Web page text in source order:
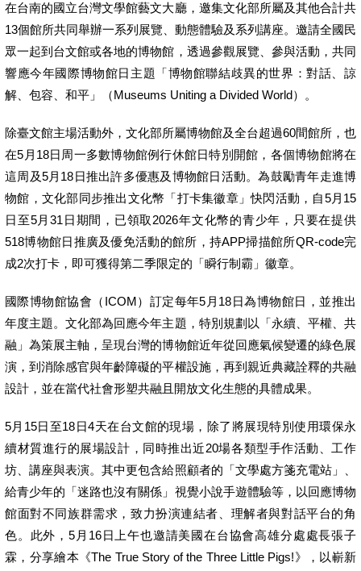
在台南的國立台灣文學館藝文大廳，邀集文化部所屬及其他合計共
13個館所共同舉辦一系列展覽、動態體驗及系列講座。邀請全國民
眾一起到台文館或各地的博物館，透過參觀展覽、參與活動，共同
響應今年國際博物館日主題「博物館聯結歧異的世界：對話、諒
解、包容、和平」（Museums Uniting a Divided World）。
除臺文館主場活動外，文化部所屬博物館及全台超過60間館所，也
在5月18日周一多數博物館例行休館日特別開館，各個博物館將在
這周及5月18日推出許多優惠及博物館日活動。為鼓勵青年走進博
物館，文化部同步推出文化幣「打卡集徽章」快閃活動，自5月15
日至5月31日期間，已領取2026年文化幣的青少年，只要在提供
518博物館日推廣及優免活動的館所，持APP掃描館所QR-code完
成2次打卡，即可獲得第二季限定的「瞬行制霸」徽章。
國際博物館協會（ICOM）訂定每年5月18日為博物館日，並推出
年度主題。文化部為回應今年主題，特別規劃以「永續、平權、共
融」為策展主軸，呈現台灣的博物館近年從回應氣候變遷的綠色展
演，到消除感官與年齡障礙的平權設施，再到親近典藏詮釋的共融
設計，並在當代社會形塑共融且開放文化生態的具體成果。
5月15日至18日4天在台文館的現場，除了將展現特別使用環保永
續材質進行的展場設計，同時推出近20場各類型手作活動、工作
坊、講座與表演。其中更包含給照顧者的「文學處方箋充電站」、
給青少年的「迷路也沒有關係」視覺小說手遊體驗等，以回應博物
館面對不同族群需求，致力扮演連結者、理解者與對話平台的角
色。此外，5月16日上午也邀請美國在台協會高雄分處處長張子
霖，分享繪本《The True Story of the Three Little Pigs!》，以嶄新